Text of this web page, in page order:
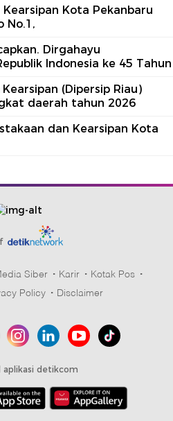
Kota Pekanbaru
No.1,
Dirgahayu
Indonesia ke 45 Tahun
(Dipersip Riau)
daerah tahun 2026
dan Kearsipan Kota
Siber Karir
Kotak Pos
Policy Disclaimer
aplikasi detikcom